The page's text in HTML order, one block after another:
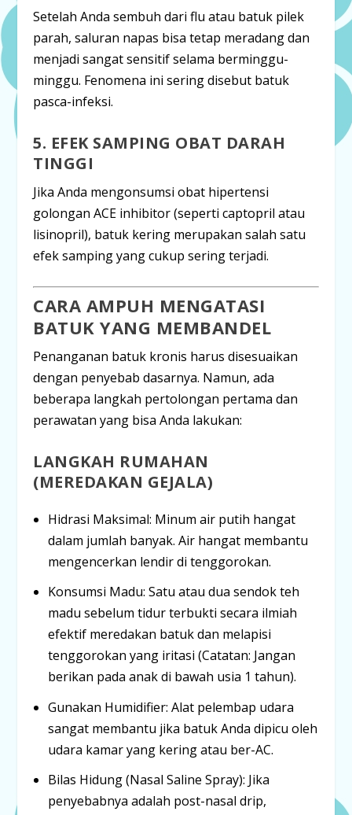
Setelah Anda sembuh dari flu atau batuk pilek
parah, saluran napas bisa tetap meradang dan
menjadi sangat sensitif selama berminggu-
minggu. Fenomena ini sering disebut batuk
pasca-infeksi.
5. EFEK SAMPING OBAT DARAH
TINGGI
Jika Anda mengonsumsi obat hipertensi
golonganACE inhibitor(seperti captopril atau
lisinopril), batuk kering merupakan salah satu
efek samping yang cukup sering terjadi.
CARA AMPUH MENGATASI
BATUK YANG MEMBANDEL
Penanganan batuk kronis harus disesuaikan
dengan penyebab dasarnya. Namun, ada
beberapa langkah pertolongan pertama dan
perawatan yang bisa Anda lakukan:
LANGKAH RUMAHAN
(MEREDAKAN GEJALA)
Hidrasi Maksimal: Minum air putih hangat
dalam jumlah banyak. Air hangat membantu
mengencerkan lendir di tenggorokan.
Konsumsi Madu: Satu atau dua sendok teh
madu sebelum tidur terbukti secara ilmiah
efektif meredakan batuk dan melapisi
tenggorokan yang iritasi (Catatan: Jangan
berikan pada anak di bawah usia 1 tahun).
Gunakan Humidifier: Alat pelembap udara
sangat membantu jika batuk Anda dipicu oleh
udara kamar yang kering atau ber-AC.
Bilas Hidung (Nasal Saline Spray): Jika
penyebabnya adalah post-nasal drip,